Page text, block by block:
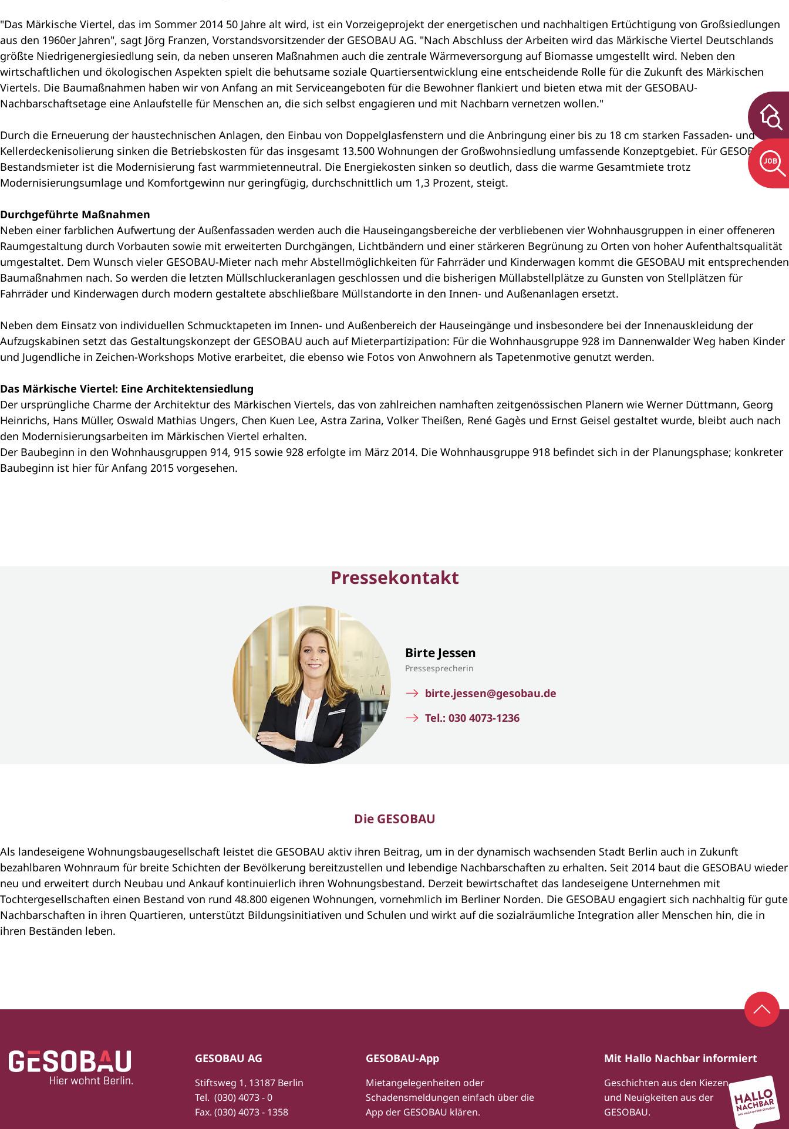
"Das Märkische Viertel, das im Sommer 2014 50 Jahre alt wird, ist ein Vorzeigeprojekt der energetischen und nachhaltigen Ertüchtigung von Großsiedlungen
aus den 1960er Jahren", sagt Jörg Franzen, Vorstandsvorsitzender der GESOBAU AG. "Nach Abschluss der Arbeiten wird das Märkische Viertel Deutschlands
größte Niedrigenergiesiedlung sein, da neben unseren Maßnahmen auch die zentrale Wärmeversorgung auf Biomasse umgestellt wird. Neben den
wirtschaftlichen und ökologischen Aspekten spielt die behutsame soziale Quartiersentwicklung eine entscheidende Rolle für die Zukunft des Märkischen
Viertels. Die Baumaßnahmen haben wir von Anfang an mit Serviceangeboten für die Bewohner flankiert und bieten etwa mit der GESOBAU-
Nachbarschaftsetage eine Anlaufstelle für Menschen an, die sich selbst engagieren und mit Nachbarn vernetzen wollen."
Durch die Erneuerung der haustechnischen Anlagen, den Einbau von Doppelglasfenstern und die Anbringung einer bis zu 18 cm starken Fassaden- und
Kellerdeckenisolierung sinken die Betriebskosten für das insgesamt 13.500 Wohnungen der Großwohnsiedlung umfassende Konzeptgebiet. Für GESOBAU-
Bestandsmieter ist die Modernisierung fast warmmietenneutral. Die Energiekosten sinken so deutlich, dass die warme Gesamtmiete trotz
Modernisierungsumlage und Komfortgewinn nur geringfügig, durchschnittlich um 1,3 Prozent, steigt.
Durchgeführte Maßnahmen
Neben einer farblichen Aufwertung der Außenfassaden werden auch die Hauseingangsbereiche der verbliebenen vier Wohnhausgruppen in einer offeneren
Raumgestaltung durch Vorbauten sowie mit erweiterten Durchgängen, Lichtbändern und einer stärkeren Begrünung zu Orten von hoher Aufenthaltsqualität
umgestaltet. Dem Wunsch vieler GESOBAU-Mieter nach mehr Abstellmöglichkeiten für Fahrräder und Kinderwagen kommt die GESOBAU mit entsprechenden
Baumaßnahmen nach. So werden die letzten Müllschluckeranlagen geschlossen und die bisherigen Müllabstellplätze zu Gunsten von Stellplätzen für
Fahrräder und Kinderwagen durch modern gestaltete abschließbare Müllstandorte in den Innen- und Außenanlagen ersetzt.
Neben dem Einsatz von individuellen Schmucktapeten im Innen- und Außenbereich der Hauseingänge und insbesondere bei der Innenauskleidung der
Aufzugskabinen setzt das Gestaltungskonzept der GESOBAU auch auf Mieterpartizipation: Für die Wohnhausgruppe 928 im Dannenwalder Weg haben Kinder
und Jugendliche in Zeichen-Workshops Motive erarbeitet, die ebenso wie Fotos von Anwohnern als Tapetenmotive genutzt werden.
Das Märkische Viertel: Eine Architektensiedlung
Der ursprüngliche Charme der Architektur des Märkischen Viertels, das von zahlreichen namhaften zeitgenössischen Planern wie Werner Düttmann, Georg
Heinrichs, Hans Müller, Oswald Mathias Ungers, Chen Kuen Lee, Astra Zarina, Volker Theißen, René Gagès und Ernst Geisel gestaltet wurde, bleibt auch nach
den Modernisierungsarbeiten im Märkischen Viertel erhalten.
Der Baubeginn in den Wohnhausgruppen 914, 915 sowie 928 erfolgte im März 2014. Die Wohnhausgruppe 918 befindet sich in der Planungsphase; konkreter
Baubeginn ist hier für Anfang 2015 vorgesehen.
Pressekontakt
Birte Jessen
Pressesprecherin
birte.jessen@gesobau.de
Tel.: 030 4073-1236
Die GESOBAU
Als landeseigene Wohnungsbaugesellschaft leistet die GESOBAU aktiv ihren Beitrag, um in der dynamisch wachsenden Stadt Berlin auch in Zukunft
bezahlbaren Wohnraum für breite Schichten der Bevölkerung bereitzustellen und lebendige Nachbarschaften zu erhalten. Seit 2014 baut die GESOBAU wieder
neu und erweitert durch Neubau und Ankauf kontinuierlich ihren Wohnungsbestand. Derzeit bewirtschaftet das landeseigene Unternehmen mit
Tochtergesellschaften einen Bestand von rund 48.800 eigenen Wohnungen, vornehmlich im Berliner Norden. Die GESOBAU engagiert sich nachhaltig für gute
Nachbarschaften in ihren Quartieren, unterstützt Bildungsinitiativen und Schulen und wirkt auf die sozialräumliche Integration aller Menschen hin, die in
ihren Beständen leben.
Fußbereich
Zur Startseite
GESOBAU AG
Stiftsweg 1, 13187 Berlin
Tel. (030) 4073 - 0
Fax. (030) 4073 - 1358
GESOBAU-App
Mietangelegenheiten oder
Schadensmeldungen einfach über die
App der GESOBAU klären.
Mit Hallo Nachbar informiert
Geschichten aus den Kiezen
und Neuigkeiten aus der
GESOBAU.